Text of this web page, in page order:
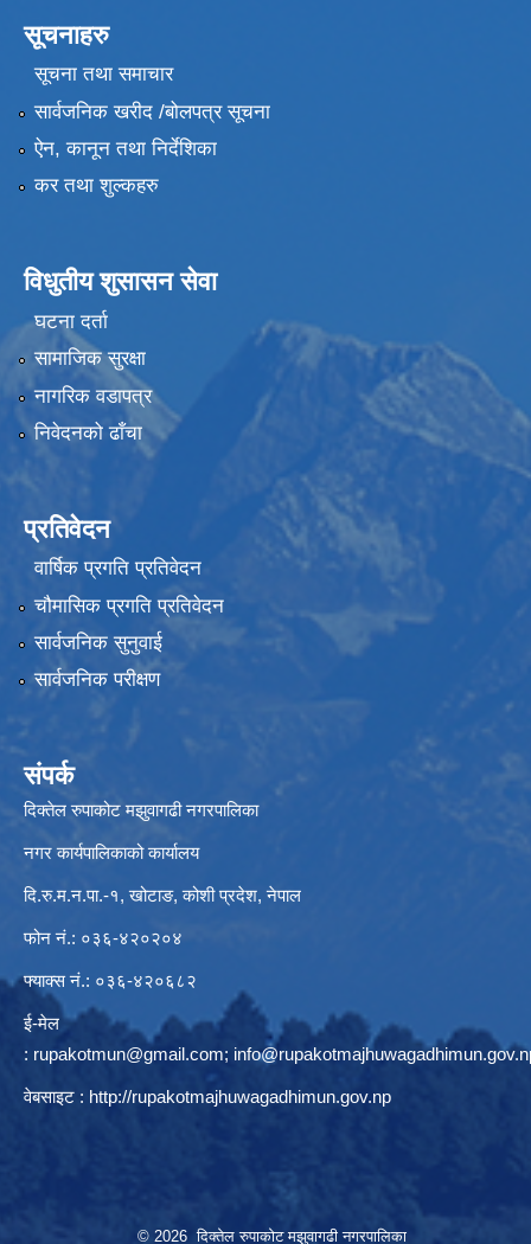
सूचनाहरु
सूचना तथा समाचार
सार्वजनिक खरीद /बोलपत्र सूचना
ऐन, कानून तथा निर्देशिका
कर तथा शुल्कहरु
विधुतीय शुसासन सेवा
घटना दर्ता
सामाजिक सुरक्षा
नागरिक वडापत्र
निवेदनको ढाँचा
प्रतिवेदन
वार्षिक प्रगति प्रतिवेदन
चौमासिक प्रगति प्रतिवेदन
सार्वजनिक सुनुवाई
सार्वजनिक परीक्षण
संपर्क
दिक्तेल रुपाकोट मझुवागढी नगरपालिका
नगर कार्यपालिकाको कार्यालय
दि.रु.म.न.पा.-१, खोटाङ, कोशी प्रदेश, नेपाल
फोन नं.: ०३६-४२०२०४
फ्याक्स नं.: ०३६-४२०६८२
ई-मेल
: rupakotmun@gmail.com;
वेबसाइट : http://rupakotmajhuwagadhimun.gov.np
© 2026 दिक्तेल रुपाकोट मझुवागढी नगरपालिका